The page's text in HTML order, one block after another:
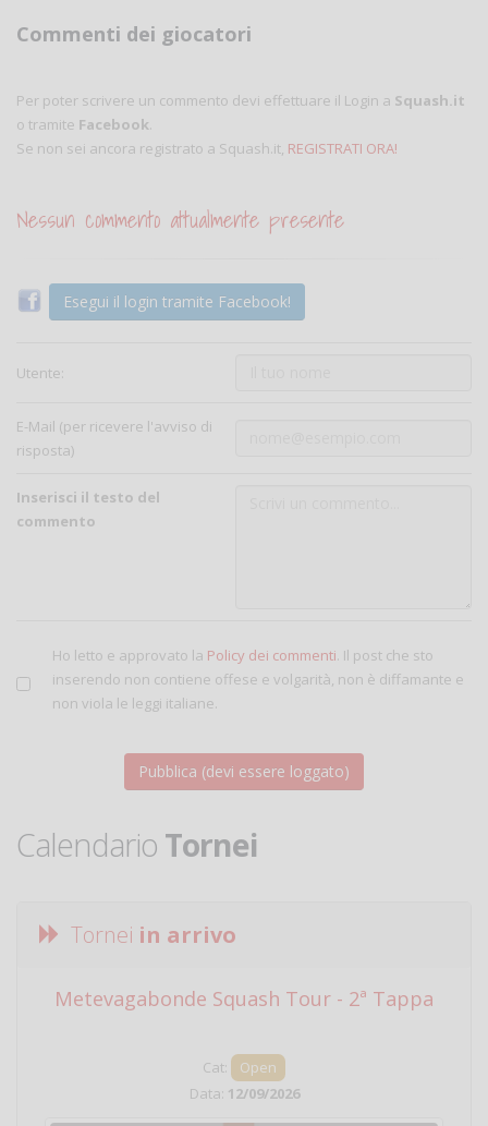
Commenti dei giocatori
Per poter scrivere un commento devi effettuare il Login a Squash.it
o tramite Facebook.
Se non sei ancora registrato a Squash.it, REGISTRATI ORA!
Nessun commento attualmente presente
Esegui il login tramite Facebook!
Utente:
E-Mail (per ricevere l'avviso di
risposta)
Inserisci il testo del
commento
Ho letto e approvato la Policy dei commenti. Il post che sto
inserendo non contiene offese e volgarità, non è diffamante e
non viola le leggi italiane.
Calendario Tornei
Tornei in arrivo
Metevagabonde Squash Tour - 2ª Tappa
Cat:
Open
Data: 12/09/2026